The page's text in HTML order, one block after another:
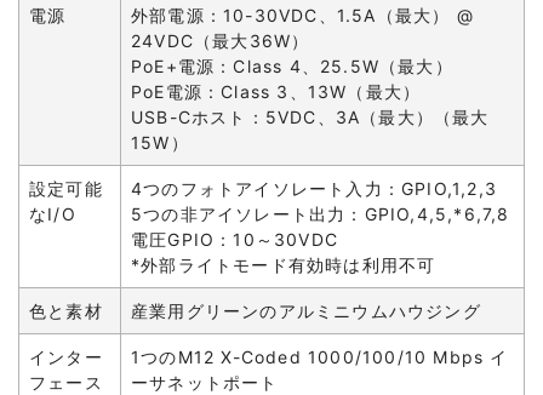
電源
外部電源：10-30VDC、1.5A（最大） @
24VDC（最大36W）
PoE+電源：Class 4、25.5W（最大）
PoE電源：Class 3、13W（最大）
USB-Cホスト：5VDC、3A（最大）（最大
15W）
設定可能
なI/O
4つのフォトアイソレート入力：GPIO,1,2,3
5つの非アイソレート出力：GPIO,4,5,*6,7,8
電圧GPIO：10～30VDC
*外部ライトモード有効時は利用不可
色と素材 産業用グリーンのアルミニウムハウジング
インター
フェース
1つのM12 X-Coded 1000/100/10 Mbps イ
ーサネットポート